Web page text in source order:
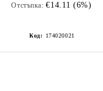
Отстъпка: €14.11 (6%)
Код: 174020021